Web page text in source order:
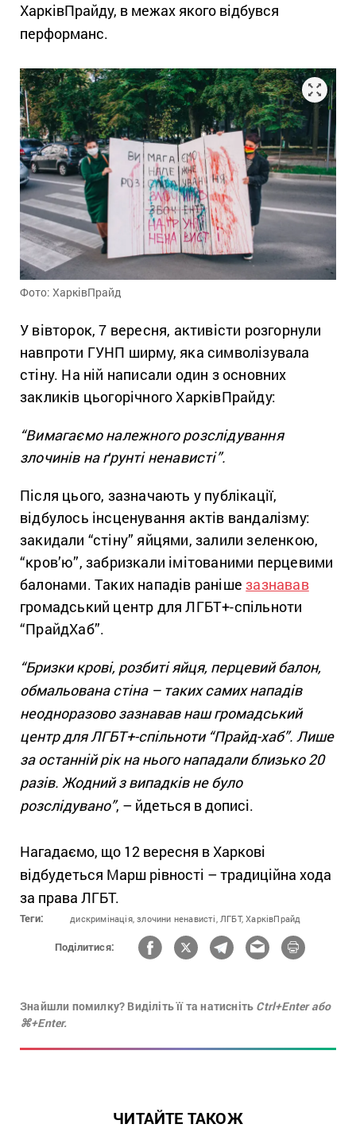
ХарківПрайду, в межах якого відбувся
перформанс.
Фото: ХарківПрайд
У вівторок, 7 вересня, активісти розгорнули
навпроти ГУНП ширму, яка символізувала
стіну. На ній написали один з основних
закликів цьогорічного ХарківПрайду:
“Вимагаємо належного розслідування
злочинів на ґрунті ненависті”.
Після цього, зазначають у публікації,
відбулось інсценування актів вандалізму:
закидали “стіну” яйцями, залили зеленкою,
“кров’ю”, забризкали імітованими перцевими
балонами. Таких нападів ранішезазнавав
громадський центр для ЛГБТ+-спільноти
“ПрайдХаб”.
“Бризки крові, розбиті яйця, перцевий балон,
обмальована стіна – таких самих нападів
неодноразово зазнавав наш громадський
центр для ЛГБТ+-спільноти “Прайд-хаб”. Лише
за останній рік на нього нападали близько 20
разів. Жодний з випадків не було
розслідувано”, – йдеться в дописі.
Нагадаємо, що 12 вересня в Харкові
відбудеться Марш рівності – традиційна хода
за права ЛГБТ.
Теги: дискримінація, злочини ненависті, ЛГБТ, ХарківПрайд
Поділитися:
Знайшли помилку? Виділіть її та натисніть Ctrl+Enter або
⌘+Enter.
ЧИТАЙТЕ ТАКОЖ